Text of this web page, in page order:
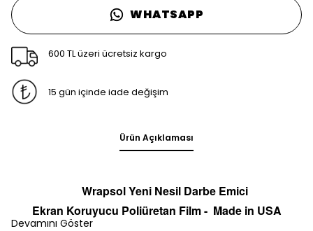
WHATSAPP
600 TL üzeri ücretsiz kargo
15 gün içinde iade değişim
Ürün Açıklaması
Wrapsol Yeni Nesil Darbe Emici
Ekran Koruyucu Poliüretan Film - Made in USA
Devamını Göster